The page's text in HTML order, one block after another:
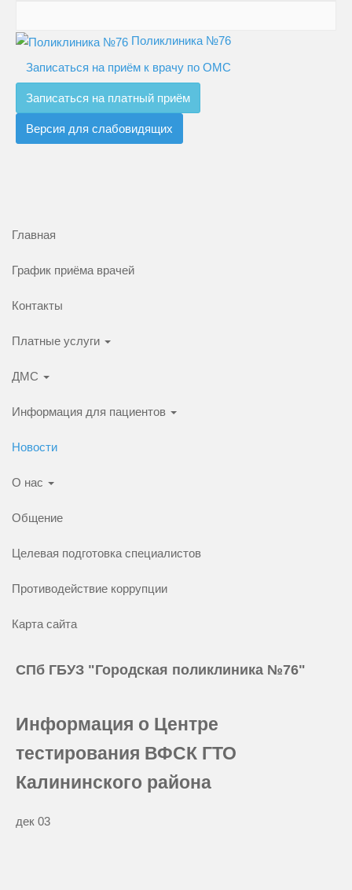
Поликлиника №76
Записаться на приём к врачу по ОМС
Записаться на платный приём
Версия для слабовидящих
Главная
График приёма врачей
Контакты
Платные услуги
ДМС
Информация для пациентов
Новости
О нас
Общение
Целевая подготовка специалистов
Противодействие коррупции
Карта сайта
СПб ГБУЗ "Городская поликлиника №76"
Информация о Центре
тестирования ВФСК ГТО
Калининского района
дек 03